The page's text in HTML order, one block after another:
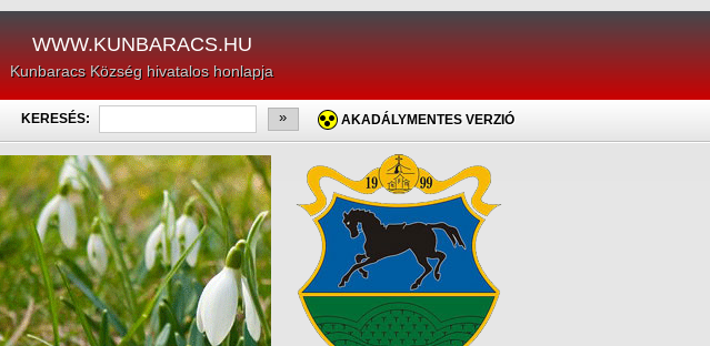
WWW.KUNBARACS.HU
Kunbaracs Község hivatalos honlapja
KERESÉS: » AKADÁLYMENTES VERZIÓ